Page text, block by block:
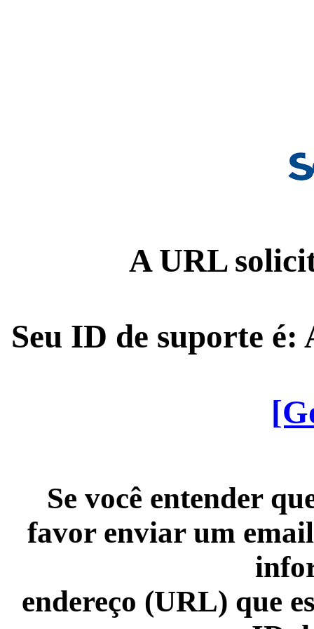
A URL
Seu ID de suporte é:
Se você entender
favor enviar um
endereço (URL) que